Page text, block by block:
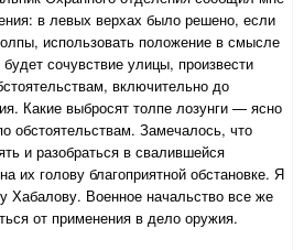
в левых верхах было решено, если
использовать положение в смысле
сочувствие улицы, произвести
включительно до
Какие выбросят толпе лозунги — ясно
обстоятельствам. Замечалось, что
и разобраться в свалившейся
их голову благоприятной обстановке. Я
Хабалову. Военное начальство все же
от применения в дело оружия.